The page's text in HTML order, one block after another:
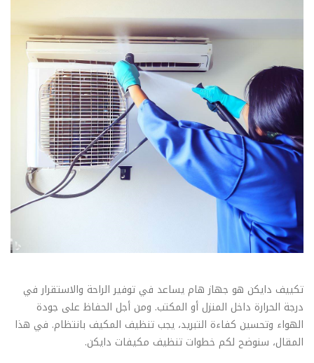
تكييف دايكن هو جهاز هام يساعد في توفير الراحة والاستقرار في
درجة الحرارة داخل المنزل أو المكتب. ومن أجل الحفاظ على جودة
الهواء وتحسين كفاءة التبريد، يجب تنظيف المكيف بانتظام. في هذا
المقال، سنوضح لكم خطوات تنظيف مكيفات دايكن.